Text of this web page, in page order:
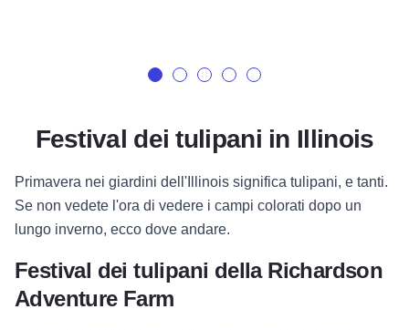
Festival dei tulipani in Illinois
Primavera nei giardini dell'Illinois significa tulipani, e tanti.
Se non vedete l'ora di vedere i campi colorati dopo un
lungo inverno, ecco dove andare.
Festival dei tulipani della Richardson
Adventure Farm